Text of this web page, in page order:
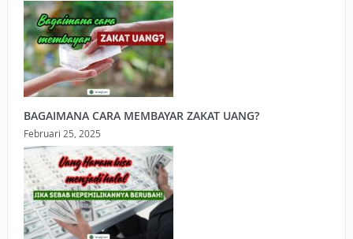
BAGAIMANA CARA MEMBAYAR ZAKAT UANG?
Februari 25, 2025